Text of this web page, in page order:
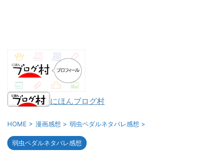
にほんブログ村
HOME > 漫画感想 > 弱虫ペダルネタバレ感想 >
弱虫ペダルネタバレ感想